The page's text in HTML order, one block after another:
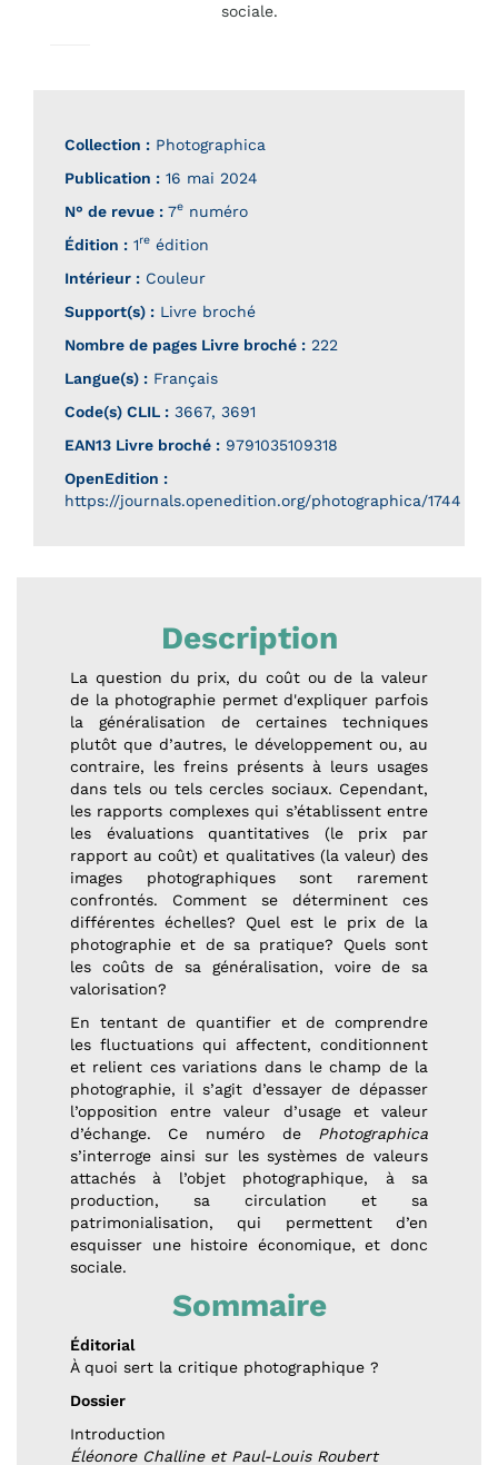
sociale.
Collection : Photographica
Publication : 16 mai 2024
N° de revue : 7e numéro
Édition : 1re édition
Intérieur : Couleur
Support(s) : Livre broché
Nombre de pages Livre broché : 222
Langue(s) : Français
Code(s) CLIL : 3667, 3691
EAN13 Livre broché : 9791035109318
OpenEdition :
https://journals.openedition.org/photographica/1744
Description
La question du prix, du coût ou de la valeur
de la photographie permet d'expliquer parfois
la généralisation de certaines techniques
plutôt que d’autres, le développement ou, au
contraire, les freins présents à leurs usages
dans tels ou tels cercles sociaux. Cependant,
les rapports complexes qui s’établissent entre
les évaluations quantitatives (le prix par
rapport au coût) et qualitatives (la valeur) des
images photographiques sont rarement
confrontés. Comment se déterminent ces
différentes échelles? Quel est le prix de la
photographie et de sa pratique? Quels sont
les coûts de sa généralisation, voire de sa
valorisation?
En tentant de quantifier et de comprendre
les fluctuations qui affectent, conditionnent
et relient ces variations dans le champ de la
photographie, il s’agit d’essayer de dépasser
l’opposition entre valeur d’usage et valeur
d’échange. Ce numéro de Photographica
s’interroge ainsi sur les systèmes de valeurs
attachés à l’objet photographique, à sa
production, sa circulation et sa
patrimonialisation, qui permettent d’en
esquisser une histoire économique, et donc
sociale.
Sommaire
Éditorial
À quoi sert la critique photographique ?
Dossier
Introduction
Éléonore Challine et Paul-Louis Roubert